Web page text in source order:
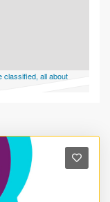
classified, all about